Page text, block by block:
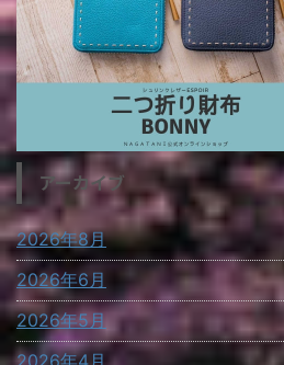
アーカイブ
2026年8月
2026年6月
2026年5月